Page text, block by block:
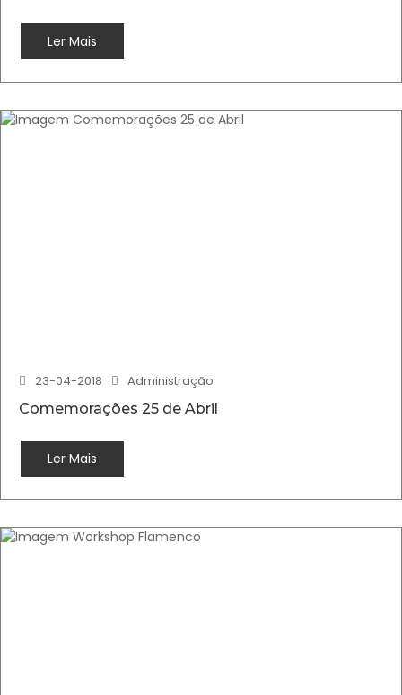
Ler Mais
23-04-2018
Administração
Comemorações 25 de Abril
Ler Mais